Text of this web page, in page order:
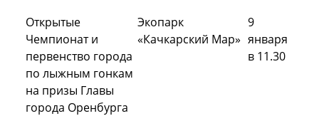
Открытые
Чемпионат и
первенство города
по лыжным гонкам
на призы Главы
города Оренбурга
Экопарк
«Качкарский Мар»
9
января
в 11.30